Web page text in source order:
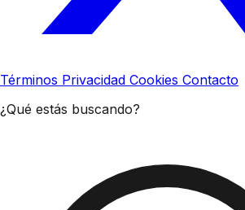
Términos Privacidad Cookies Contacto
¿Qué estás buscando?